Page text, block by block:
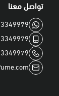
تواصل معنا